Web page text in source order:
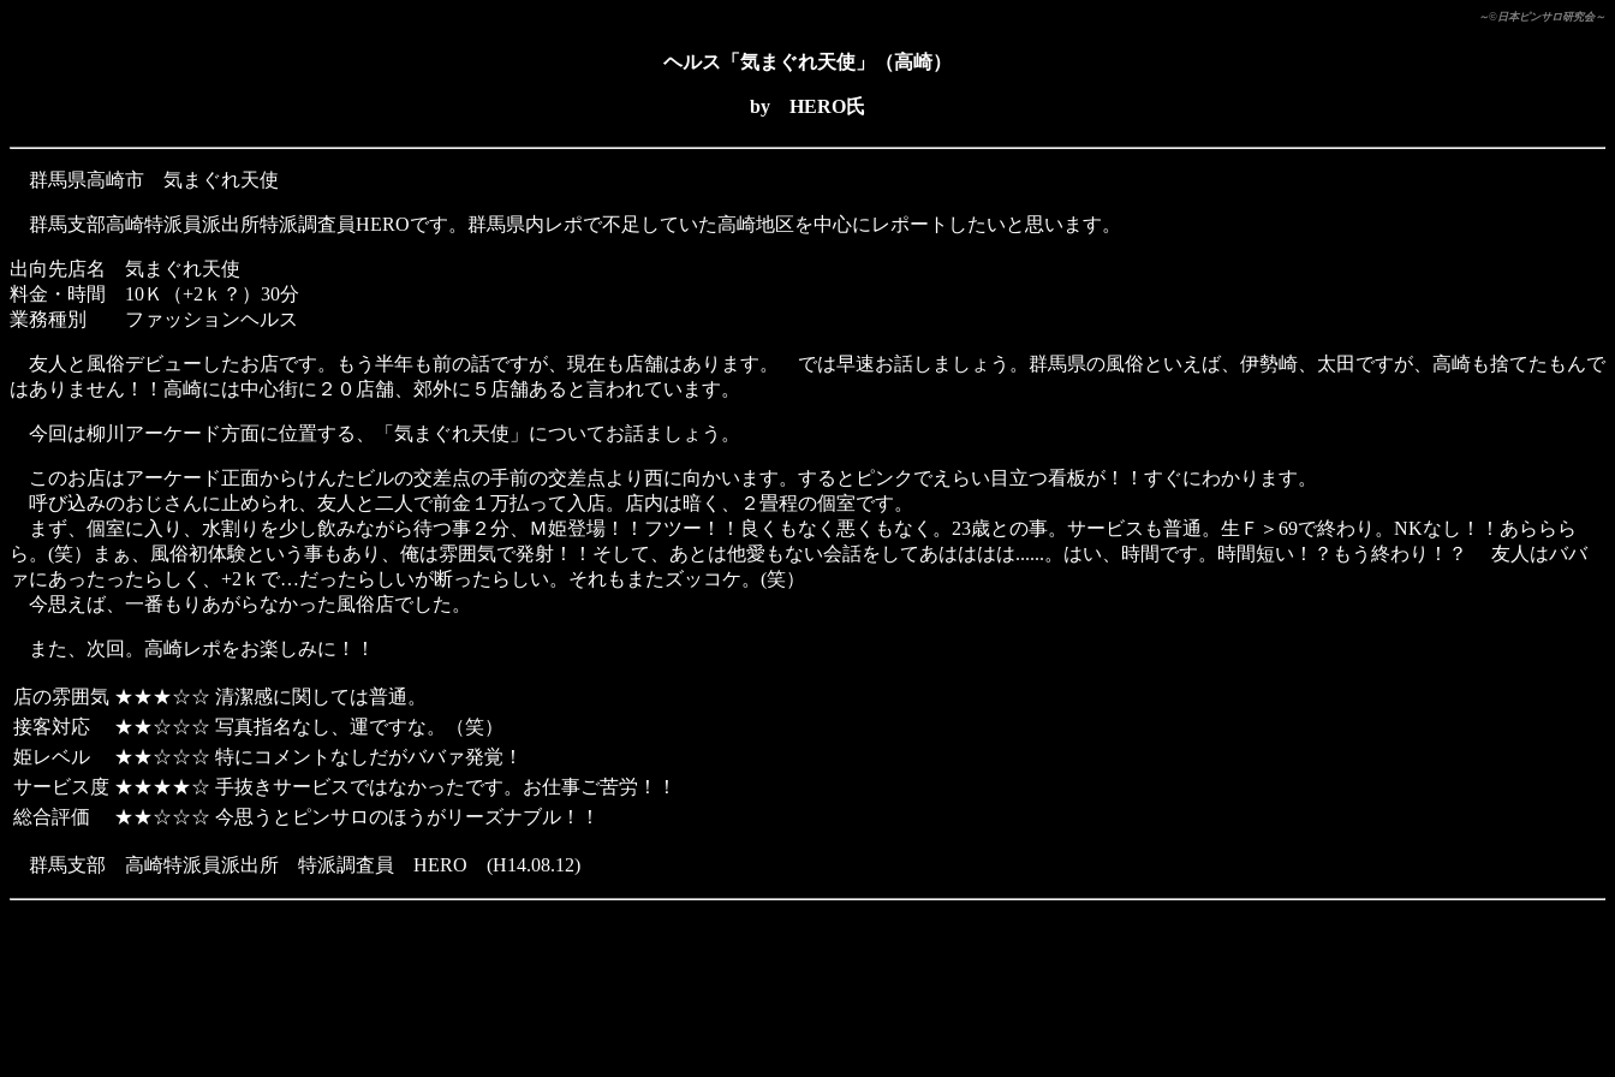
～©日本ピンサロ研究会～
ヘルス「気まぐれ天使」（高崎）
by HERO氏
群馬県高崎市 気まぐれ天使
群馬支部高崎特派員派出所特派調査員HEROです。群馬県内レポで不足していた高崎地区を中心にレポートしたいと思います。
出向先店名 気まぐれ天使
料金・時間 10Ｋ（+2ｋ？）30分
業務種別 ファッションヘルス
友人と風俗デビューしたお店です。もう半年も前の話ですが、現在も店舗はあります。 では早速お話しましょう。群馬県の風俗といえば、伊勢崎、太田ですが、高崎も捨てたもんで
はありません！！高崎には中心街に２０店舗、郊外に５店舗あると言われています。
今回は柳川アーケード方面に位置する、「気まぐれ天使」についてお話ましょう。
このお店はアーケード正面からけんたビルの交差点の手前の交差点より西に向かいます。するとピンクでえらい目立つ看板が！！すぐにわかります。
呼び込みのおじさんに止められ、友人と二人で前金１万払って入店。店内は暗く、２畳程の個室です。
まず、個室に入り、水割りを少し飲みながら待つ事２分、Ｍ姫登場！！フツー！！良くもなく悪くもなく。23歳との事。サービスも普通。生Ｆ＞69で終わり。NKなし！！あららら
ら。(笑）まぁ、風俗初体験という事もあり、俺は雰囲気で発射！！そして、あとは他愛もない会話をしてあはははは......。はい、時間です。時間短い！？もう終わり！？ 友人はババ
ァにあったったらしく、+2ｋで…だったらしいが断ったらしい。それもまたズッコケ。(笑）
今思えば、一番もりあがらなかった風俗店でした。
また、次回。高崎レポをお楽しみに！！
店の雰囲気 ★★★☆☆ 清潔感に関しては普通。
接客対応
★★☆☆☆ 写真指名なし、運ですな。（笑）
姫レベル
★★☆☆☆ 特にコメントなしだがババァ発覚！
サービス度 ★★★★☆ 手抜きサービスではなかったです。お仕事ご苦労！！
総合評価
★★☆☆☆ 今思うとピンサロのほうがリーズナブル！！
群馬支部 高崎特派員派出所 特派調査員 HERO (H14.08.12)